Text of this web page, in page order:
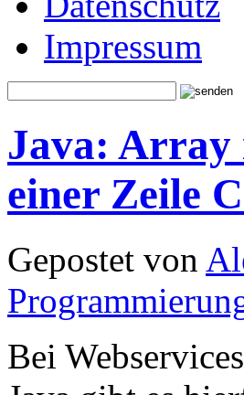
Impressum
Java: Array
einer Zeile
Gepostet von
Bei